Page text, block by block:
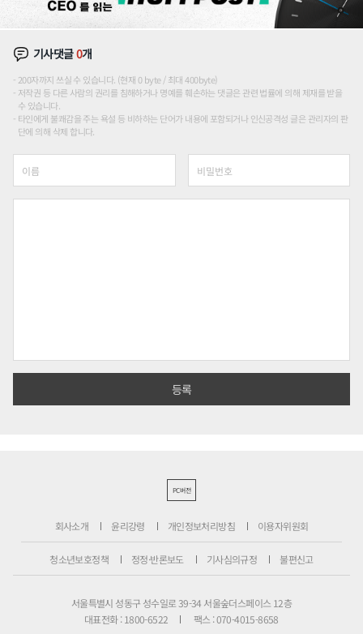
기사댓글0개
200자까지 쓰실 수 있습니다. (현재 0 byte / 최대 400byte)
저작권 등 다른 사람의 권리를 침해하거나 명예를 훼손하는 댓글은 관련 법률에 의해 제재를 받을
수 있습니다.
타인에게 불쾌감을 주는 욕설 등 비하하는 단어가 내용에 포함되거나 인신공격성 글은 관리자의 판
단에 의해 삭제 합니다.
PC버전
회사소개 윤리강령 개인정보처리방침 이용자위원회
청소년보호정책 정정·반론보도 기사심의규정 불편신고
서울특별시 성동구 성수일로 39-34 서울숲더스페이스 12층
대표전화 : 1800-6522
팩스 : 070-4015-8658